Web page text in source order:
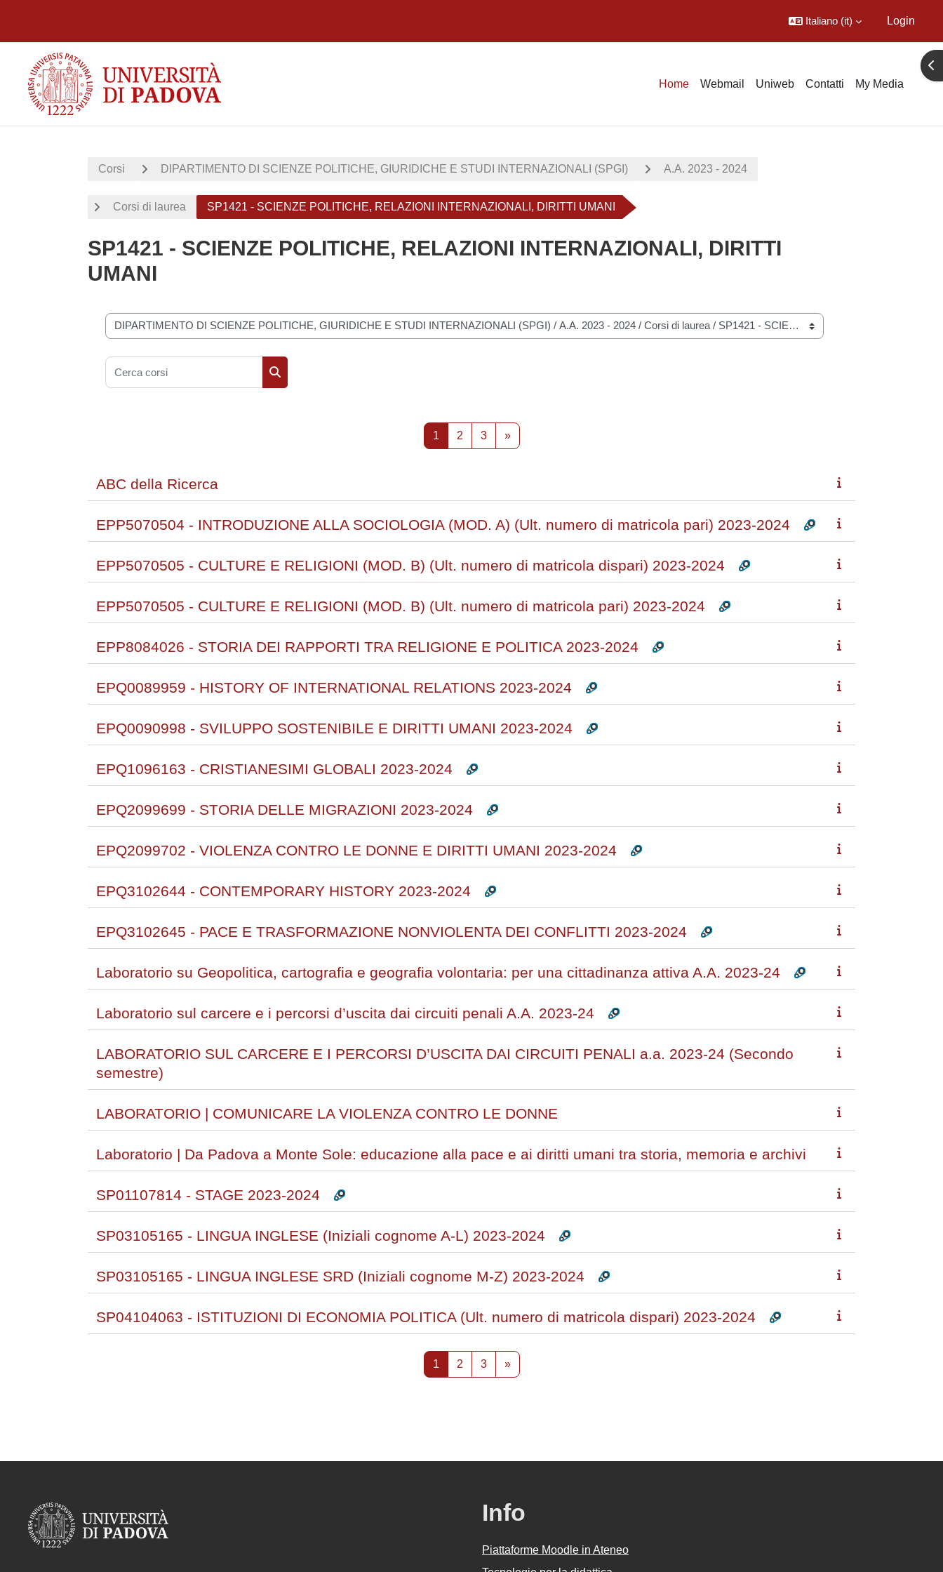
Italiano ‎(it)‎ Login
Home Webmail Uniweb Contatti My Media
Corsi DIPARTIMENTO DI SCIENZE POLITICHE, GIURIDICHE E STUDI INTERNAZIONALI (SPGI) A.A. 2023 - 2024
Corsi di laurea SP1421 - SCIENZE POLITICHE, RELAZIONI INTERNAZIONALI, DIRITTI UMANI
SP1421 - SCIENZE POLITICHE, RELAZIONI INTERNAZIONALI, DIRITTI
UMANI
Categorie di corso
Cerca corsi
1 Pagina 1
2Pagina 2
3Pagina 3
»Pagina successiva
ABC della Ricerca
EPP5070504 - INTRODUZIONE ALLA SOCIOLOGIA (MOD. A) (Ult. numero di matricola pari) 2023-2024
EPP5070505 - CULTURE E RELIGIONI (MOD. B) (Ult. numero di matricola dispari) 2023-2024
EPP5070505 - CULTURE E RELIGIONI (MOD. B) (Ult. numero di matricola pari) 2023-2024
EPP8084026 - STORIA DEI RAPPORTI TRA RELIGIONE E POLITICA 2023-2024
EPQ0089959 - HISTORY OF INTERNATIONAL RELATIONS 2023-2024
EPQ0090998 - SVILUPPO SOSTENIBILE E DIRITTI UMANI 2023-2024
EPQ1096163 - CRISTIANESIMI GLOBALI 2023-2024
EPQ2099699 - STORIA DELLE MIGRAZIONI 2023-2024
EPQ2099702 - VIOLENZA CONTRO LE DONNE E DIRITTI UMANI 2023-2024
EPQ3102644 - CONTEMPORARY HISTORY 2023-2024
EPQ3102645 - PACE E TRASFORMAZIONE NONVIOLENTA DEI CONFLITTI 2023-2024
Laboratorio su Geopolitica, cartografia e geografia volontaria: per una cittadinanza attiva A.A. 2023-24
Laboratorio sul carcere e i percorsi d’uscita dai circuiti penali A.A. 2023-24
LABORATORIO SUL CARCERE E I PERCORSI D’USCITA DAI CIRCUITI PENALI a.a. 2023-24 (Secondo
semestre)
LABORATORIO | COMUNICARE LA VIOLENZA CONTRO LE DONNE
Laboratorio | Da Padova a Monte Sole: educazione alla pace e ai diritti umani tra storia, memoria e archivi
SP01107814 - STAGE 2023-2024
SP03105165 - LINGUA INGLESE (Iniziali cognome A-L) 2023-2024
SP03105165 - LINGUA INGLESE SRD (Iniziali cognome M-Z) 2023-2024
SP04104063 - ISTITUZIONI DI ECONOMIA POLITICA (Ult. numero di matricola dispari) 2023-2024
1 Pagina 1
2Pagina 2
3Pagina 3
»Pagina successiva
Info
Piattaforme Moodle in Ateneo